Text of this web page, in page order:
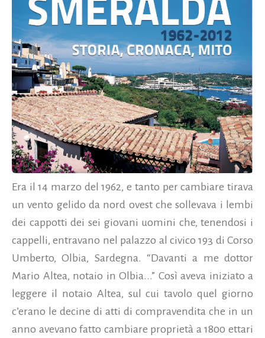
Era il 14 marzo del 1962, e tanto per cambiare tirava
un vento gelido da nord ovest che sollevava i lembi
dei cappotti dei sei giovani uomini che, tenendosi i
cappelli, entravano nel palazzo al civico 193 di Corso
Umberto, Olbia, Sardegna. “Davanti a me dottor
Mario Altea, notaio in Olbia...” Così aveva iniziato a
leggere il notaio Altea, sul cui tavolo quel giorno
c’erano le decine di atti di compravendita che in un
anno avevano fatto cambiare proprietà a 1800 ettari